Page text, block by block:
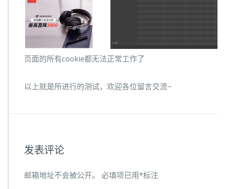
页面的所有cookie都无法正常工作了
以上就是所进行的测试，欢迎各位留言交流~
发表评论
邮箱地址不会被公开。 必填项已用*标注